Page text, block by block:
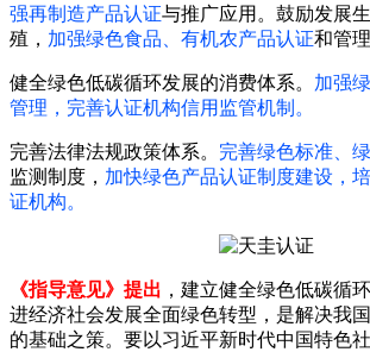
强再制造产品认证与推广应用。鼓励发展
殖， 加强绿色食品、有机农产品认证和管理
健全绿色低碳循环发展的消费体系。 加强
管理，完善认证机构信用监管机制。
完善法律法规政策体系。 完善绿色标准、
监测制度， 加快绿色产品认证制度建设 ，
证机构。
《指导意见》提出 ，建立健全绿色低碳循
进经济社会发展全面绿色转型，是解决我
的基础之策。要以习近平新时代中国特色